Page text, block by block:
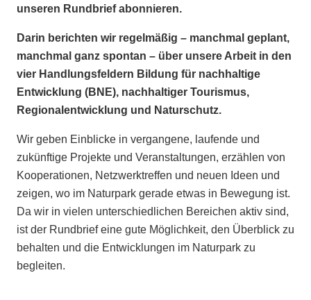
unseren Rundbrief abonnieren.
Darin berichten wir regelmäßig – manchmal geplant,
manchmal ganz spontan – über unsere Arbeit in den
vier Handlungsfeldern Bildung für nachhaltige
Entwicklung (BNE), nachhaltiger Tourismus,
Regionalentwicklung und Naturschutz.
Wir geben Einblicke in vergangene, laufende und
zukünftige Projekte und Veranstaltungen, erzählen von
Kooperationen, Netzwerktreffen und neuen Ideen und
zeigen, wo im Naturpark gerade etwas in Bewegung ist.
Da wir in vielen unterschiedlichen Bereichen aktiv sind,
ist der Rundbrief eine gute Möglichkeit, den Überblick zu
behalten und die Entwicklungen im Naturpark zu
begleiten.